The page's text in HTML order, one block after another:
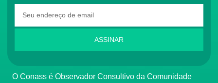
ASSINAR
O Conass é Observador Consultivo da Comunidade